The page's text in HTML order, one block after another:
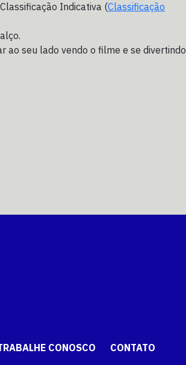
Indicativa (Classificação
ao seu lado vendo o filme e se divertindo
CONOSCO CONTATO